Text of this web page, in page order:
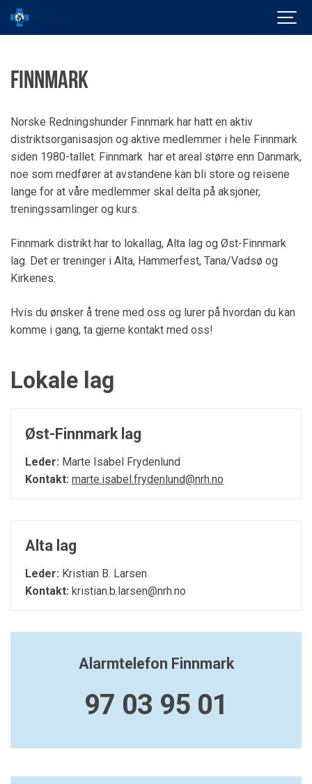
Finnmark
Norske Redningshunder Finnmark har hatt en aktiv
distriktsorganisasjon og aktive medlemmer i hele Finnmark
siden 1980-tallet. Finnmark har et areal større enn Danmark,
noe som medfører at avstandene kan bli store og reisene
lange for at våre medlemmer skal delta på aksjoner,
treningssamlinger og kurs.
Finnmark distrikt har to lokallag, Alta lag og Øst-Finnmark
lag. Det er treninger i Alta, Hammerfest, Tana/Vadsø og
Kirkenes.
Hvis du ønsker å trene med oss og lurer på hvordan du kan
komme i gang, ta gjerne kontakt med oss!
Lokale lag
Øst-Finnmark lag
Leder: Marte Isabel Frydenlund
Kontakt: marte.isabel.frydenlund@nrh.no
Alta lag
Leder: Kristian B. Larsen
Kontakt: kristian.b.larsen@nrh.no
Alarmtelefon Finnmark
97 03 95 01